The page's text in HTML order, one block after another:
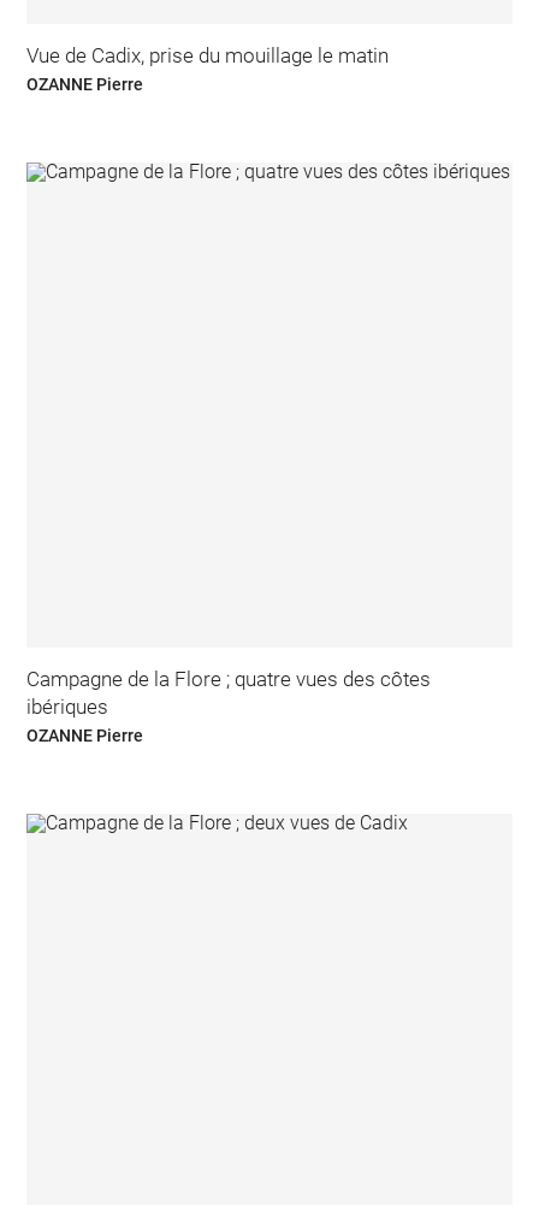
Vue de Cadix, prise du mouillage le matin
OZANNE Pierre
Campagne de la Flore ; quatre vues des côtes
ibériques
OZANNE Pierre